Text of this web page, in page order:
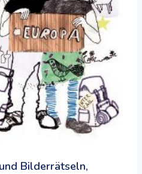
Bilderrätseln,